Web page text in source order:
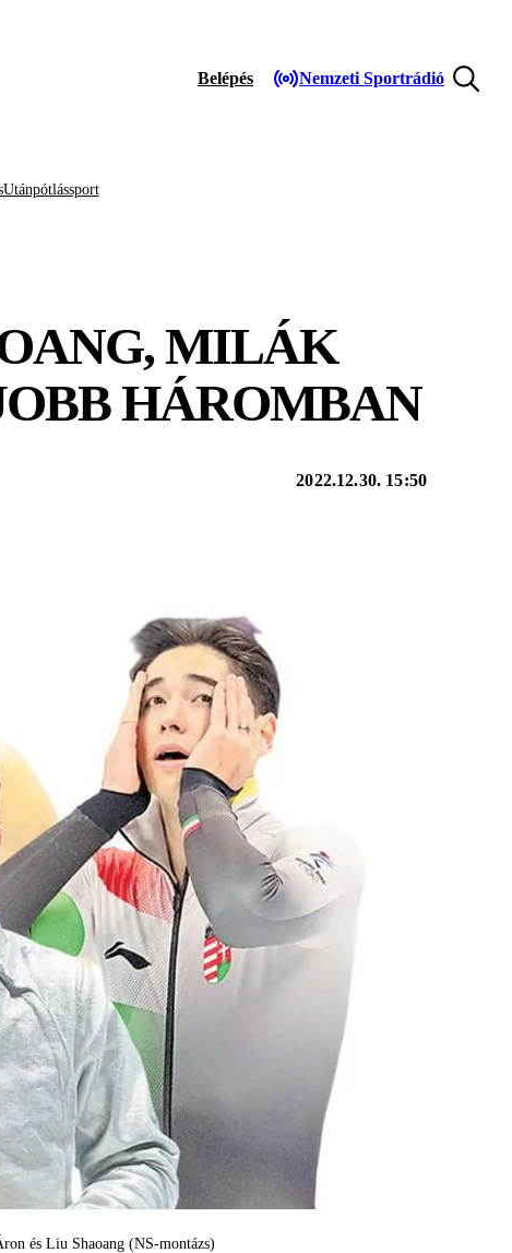
Belépés Nemzeti Sportrádió
Utánpótlássport
MILÁK
HÁROMBAN
2022.12.30. 15:50
és Liu Shaoang (NS-montázs)